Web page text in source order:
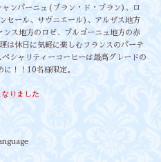
ンパーニュ(ブラン・ド・ブラン)、ロ
セール、サヴニエール)、アルザス地方
ス地方のロゼ、ブルゴーニュ地方の赤
は休日に気軽に楽しむフランスのパーテ
シャリティーコーヒーは最高グレードの
に！！10名様限定。
りました